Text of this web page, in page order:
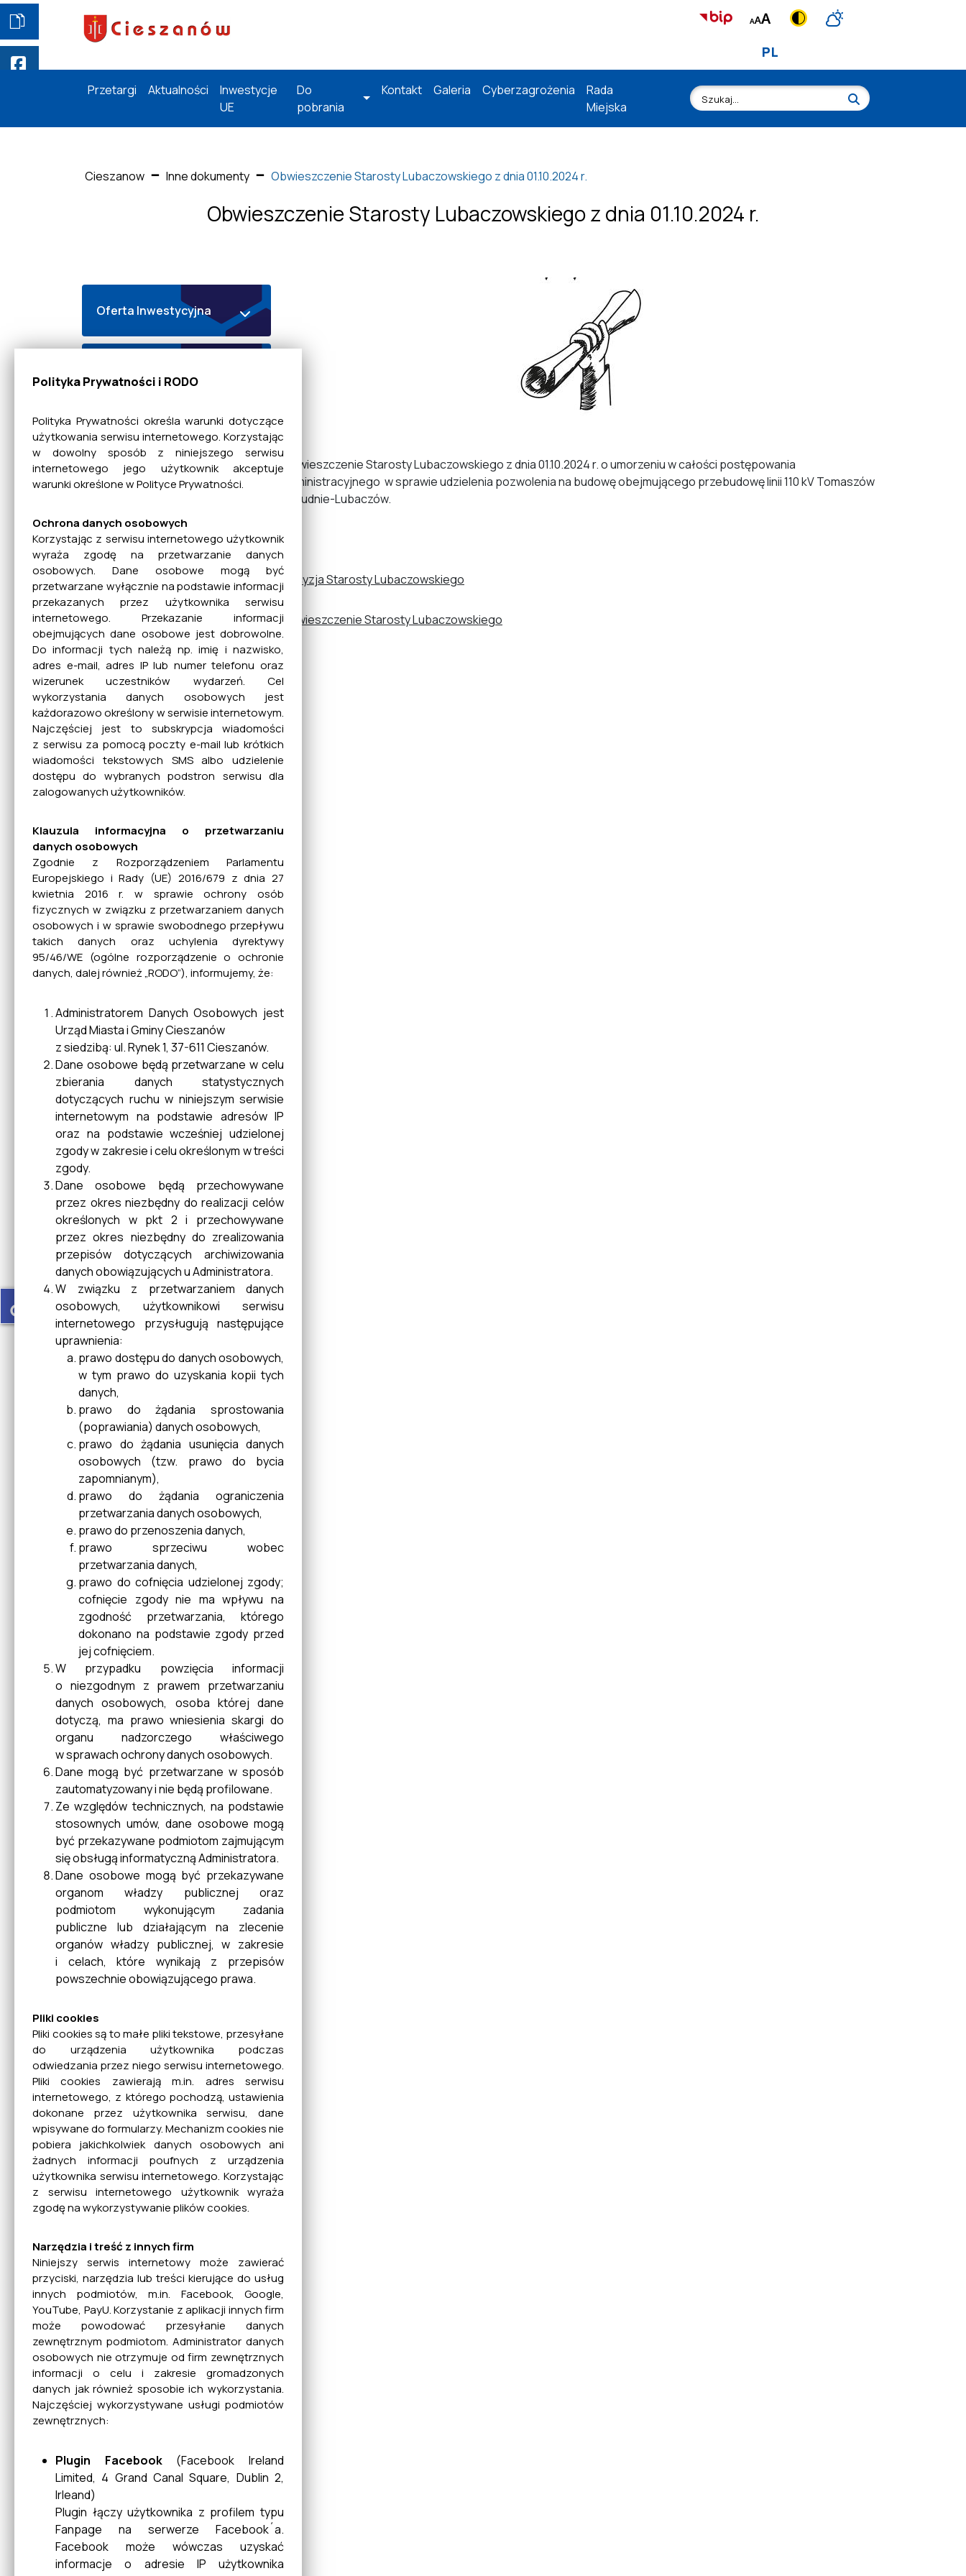
PL
Przetargi Aktualności
Inwestycje
UE
Do
pobrania
Kontakt Galeria Cyberzagrożenia
Rada
Miejska
Cieszanow Inne dokumenty Obwieszczenie Starosty Lubaczowskiego z dnia 01.10.2024 r.
Obwieszczenie Starosty Lubaczowskiego z dnia 01.10.2024 r.
Obwieszczenie Starosty Lubaczowskiego z dnia 01.10.2024 r. o umorzeniu w całości postępowania
administracyjnego w sprawie udzielenia pozwolenia na budowę obejmującego przebudowę linii 110 kV Tomaszów
Południe-Lubaczów.
decyzja Starosty Lubaczowskiego
obwieszczenie Starosty Lubaczowskiego
Oferta Inwestycyjna
Dane bankowe
Mienie Komunalne
Planowanie
Przestrzenne
Rada Miejska
Rewitalizacja
Bezdomne zwierzęta
NGO
Gospodarka odpadami
Informacje dla osób
niesłyszących
Przedsiębiorców
Klub HDK "Florian" w
Cieszanowie
Portal mapowy
Obrona Cywilna
Zarządzanie Kryzysowe
Miejska Komisja
Rozwiązywania Problemów
Alkoholowych
Statystyka Budynku UMIG w
Cieszanowie
MostTheMost
Ostrzeżenia METEO
Trasy ścieżek rowerowych
po Roztoczu
Konsultacje
Sygnaliści
Polityka Prywatności i RODO
Polityka Prywatności określa warunki dotyczące
użytkowania serwisu internetowego. Korzystając
w dowolny sposób z niniejszego serwisu
internetowego jego użytkownik akceptuje
warunki określone w Polityce Prywatności.
Ochrona danych osobowych
Korzystając z serwisu internetowego użytkownik
wyraża zgodę na przetwarzanie danych
osobowych. Dane osobowe mogą być
przetwarzane wyłącznie na podstawie informacji
przekazanych przez użytkownika serwisu
internetowego. Przekazanie informacji
obejmujących dane osobowe jest dobrowolne.
Do informacji tych należą np. imię i nazwisko,
adres e-mail, adres IP lub numer telefonu oraz
wizerunek uczestników wydarzeń. Cel
wykorzystania danych osobowych jest
każdorazowo określony w serwisie internetowym.
Najczęściej jest to subskrypcja wiadomości
z serwisu za pomocą poczty e-mail lub krótkich
wiadomości tekstowych SMS albo udzielenie
dostępu do wybranych podstron serwisu dla
zalogowanych użytkowników.
Klauzula informacyjna o przetwarzaniu
danych osobowych
Zgodnie z Rozporządzeniem Parlamentu
Europejskiego i Rady (UE) 2016/679 z dnia 27
kwietnia 2016 r. w sprawie ochrony osób
fizycznych w związku z przetwarzaniem danych
osobowych i w sprawie swobodnego przepływu
takich danych oraz uchylenia dyrektywy
95/46/WE (ogólne rozporządzenie o ochronie
danych, dalej również „RODO”), informujemy, że:
Administratorem Danych Osobowych jest
Urząd Miasta i Gminy Cieszanów
z siedzibą: ul. Rynek 1, 37-611 Cieszanów.
Dane osobowe będą przetwarzane w celu
zbierania danych statystycznych
dotyczących ruchu w niniejszym serwisie
internetowym na podstawie adresów IP
oraz na podstawie wcześniej udzielonej
zgody w zakresie i celu określonym w treści
zgody.
Dane osobowe będą przechowywane
przez okres niezbędny do realizacji celów
określonych w pkt 2 i przechowywane
przez okres niezbędny do zrealizowania
przepisów dotyczących archiwizowania
danych obowiązujących u Administratora.
W związku z przetwarzaniem danych
osobowych, użytkownikowi serwisu
internetowego przysługują następujące
uprawnienia:
prawo dostępu do danych osobowych,
w tym prawo do uzyskania kopii tych
danych,
prawo do żądania sprostowania
(poprawiania) danych osobowych,
prawo do żądania usunięcia danych
osobowych (tzw. prawo do bycia
zapomnianym),
prawo do żądania ograniczenia
przetwarzania danych osobowych,
prawo do przenoszenia danych,
prawo sprzeciwu wobec
przetwarzania danych,
prawo do cofnięcia udzielonej zgody;
cofnięcie zgody nie ma wpływu na
zgodność przetwarzania, którego
dokonano na podstawie zgody przed
jej cofnięciem.
W przypadku powzięcia informacji
o niezgodnym z prawem przetwarzaniu
danych osobowych, osoba której dane
dotyczą, ma prawo wniesienia skargi do
organu nadzorczego właściwego
w sprawach ochrony danych osobowych.
Dane mogą być przetwarzane w sposób
zautomatyzowany i nie będą profilowane.
Ze względów technicznych, na podstawie
stosownych umów, dane osobowe mogą
być przekazywane podmiotom zajmującym
się obsługą informatyczną Administratora.
Dane osobowe mogą być przekazywane
organom władzy publicznej oraz
podmiotom wykonującym zadania
publiczne lub działającym na zlecenie
organów władzy publicznej, w zakresie
i celach, które wynikają z przepisów
powszechnie obowiązującego prawa.
Pliki cookies
Pliki cookies są to małe pliki tekstowe, przesyłane
do urządzenia użytkownika podczas
odwiedzania przez niego serwisu internetowego.
Pliki cookies zawierają m.in. adres serwisu
internetowego, z którego pochodzą, ustawienia
dokonane przez użytkownika serwisu, dane
wpisywane do formularzy. Mechanizm cookies nie
pobiera jakichkolwiek danych osobowych ani
żadnych informacji poufnych z urządzenia
użytkownika serwisu internetowego. Korzystając
z serwisu internetowego użytkownik wyraża
zgodę na wykorzystywanie plików cookies.
Narzędzia i treść z innych firm
Niniejszy serwis internetowy może zawierać
przyciski, narzędzia lub treści kierujące do usług
innych podmiotów, m.in. Facebook, Google,
YouTube, PayU. Korzystanie z aplikacji innych firm
może powodować przesyłanie danych
zewnętrznym podmiotom. Administrator danych
osobowych nie otrzymuje od firm zewnętrznych
informacji o celu i zakresie gromadzonych
danych jak również sposobie ich wykorzystania.
Najczęściej wykorzystywane usługi podmiotów
zewnętrznych:
Plugin Facebook(Facebook Ireland
Limited, 4 Grand Canal Square, Dublin 2,
Irleand)
Plugin łączy użytkownika z profilem typu
Fanpage na serwerze Facebook´a.
Facebook może wówczas uzyskać
informacje o adresie IP użytkownika
accessible